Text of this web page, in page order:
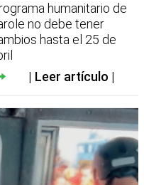
humanitario de
no debe tener
hasta el 25 de
Leer artículo